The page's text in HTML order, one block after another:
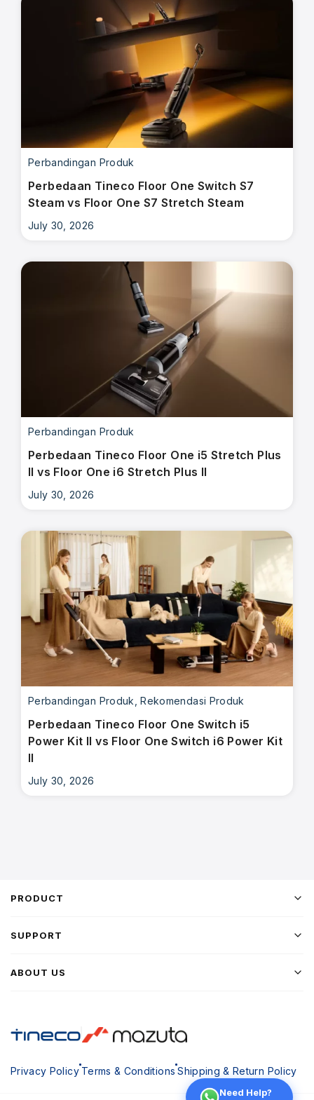
Perbandingan Produk
Perbedaan Tineco Floor One Switch S7
Steam vs Floor One S7 Stretch Steam
July 30, 2026
Perbandingan Produk
Perbedaan Tineco Floor One i5 Stretch Plus
II vs Floor One i6 Stretch Plus II
July 30, 2026
Perbandingan Produk ,Rekomendasi Produk
Perbedaan Tineco Floor One Switch i5
Power Kit II vs Floor One Switch i6 Power Kit
II
July 30, 2026
PRODUCT
SUPPORT
ABOUT US
Privacy Policy Terms & Conditions Shipping & Return Policy
Need Help?